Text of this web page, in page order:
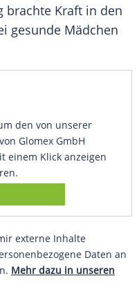
brachte Kraft in den
gesunde Mädchen
den von unserer
Glomex GmbH
einem Klick anzeigen
externe Inhalte
Daten an
Mehr dazu in unseren